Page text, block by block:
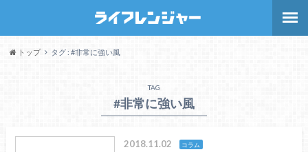
トップ タグ : #非常に強い風
TAG
#非常に強い風
2018.11.02 コラム